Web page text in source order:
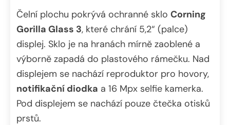
Čelní plochu pokrývá ochranné sklo Corning
Gorilla Glass 3, které chrání 5,2“ (palce)
displej. Sklo je na hranách mírně zaoblené a
výborně zapadá do plastového rámečku. Nad
displejem se nachází reproduktor pro hovory,
notifikační diodka a 16 Mpx selfie kamerka.
Pod displejem se nachází pouze čtečka otisků
prstů.